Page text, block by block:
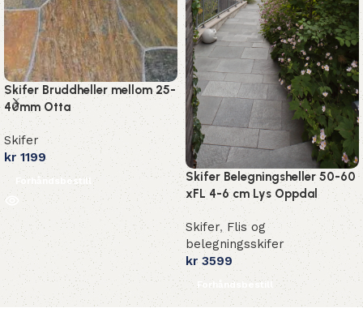
Skifer Bruddheller mellom 25-
40mm Otta
Skifer
kr 1199
Forhåndsbestill
Skifer Belegningsheller 50-60
xFL 4-6 cm Lys Oppdal
Skifer, Flis og
belegningsskifer
kr 3599
Forhåndsbestill